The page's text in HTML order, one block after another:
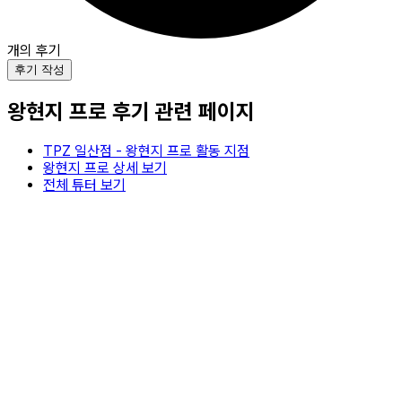
개의 후기
후기 작성
왕현지 프로 후기 관련 페이지
TPZ 일산점 - 왕현지 프로 활동 지점
왕현지 프로 상세 보기
전체 튜터 보기